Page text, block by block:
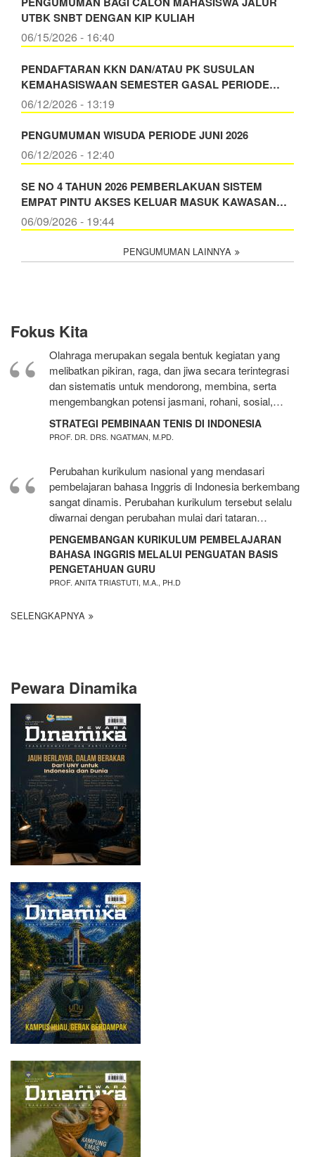
UTBK SNBT DENGAN KIP KULIAH
06/15/2026 - 16:40
PENDAFTARAN KKN DAN/ATAU PK SUSULAN
KEMAHASISWAAN SEMESTER GASAL PERIODE…
06/12/2026 - 13:19
PENGUMUMAN WISUDA PERIODE JUNI 2026
06/12/2026 - 12:40
SE NO 4 TAHUN 2026 PEMBERLAKUAN SISTEM
EMPAT PINTU AKSES KELUAR MASUK KAWASAN…
06/09/2026 - 19:44
PENGUMUMAN LAINNYA
Fokus Kita
Olahraga merupakan segala bentuk kegiatan yang
melibatkan pikiran, raga, dan jiwa secara terintegrasi
dan sistematis untuk mendorong, membina, serta
mengembangkan potensi jasmani, rohani, sosial,…
STRATEGI PEMBINAAN TENIS DI INDONESIA
PROF. DR. DRS. NGATMAN, M.PD.
Perubahan kurikulum nasional yang mendasari
pembelajaran bahasa Inggris di Indonesia berkembang
sangat dinamis. Perubahan kurikulum tersebut selalu
diwarnai dengan perubahan mulai dari tataran…
PENGEMBANGAN KURIKULUM PEMBELAJARAN
BAHASA INGGRIS MELALUI PENGUATAN BASIS
PENGETAHUAN GURU
PROF. ANITA TRIASTUTI, M.A., PH.D
SELENGKAPNYA
Pewara Dinamika